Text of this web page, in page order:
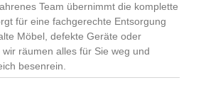
Team übernimmt die komplette
für eine fachgerechte Entsorgung
Möbel, defekte Geräte oder
räumen alles für Sie weg und
besenrein.